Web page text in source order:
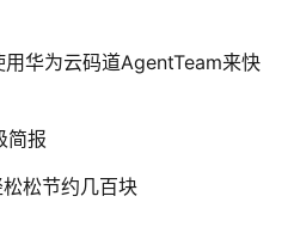
华为云码道AgentTeam来快
简报
松节约几百块